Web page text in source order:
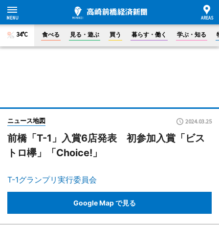
34°C 食べる 見る・遊ぶ 買う 暮らす・働く 学ぶ・知る
ニュース地図 2024.03.25
前橋「T-1」入賞6店発表 初参加入賞「ビス
トロ欅」「Choice!」
T-1グランプリ実行委員会
Google Map で見る